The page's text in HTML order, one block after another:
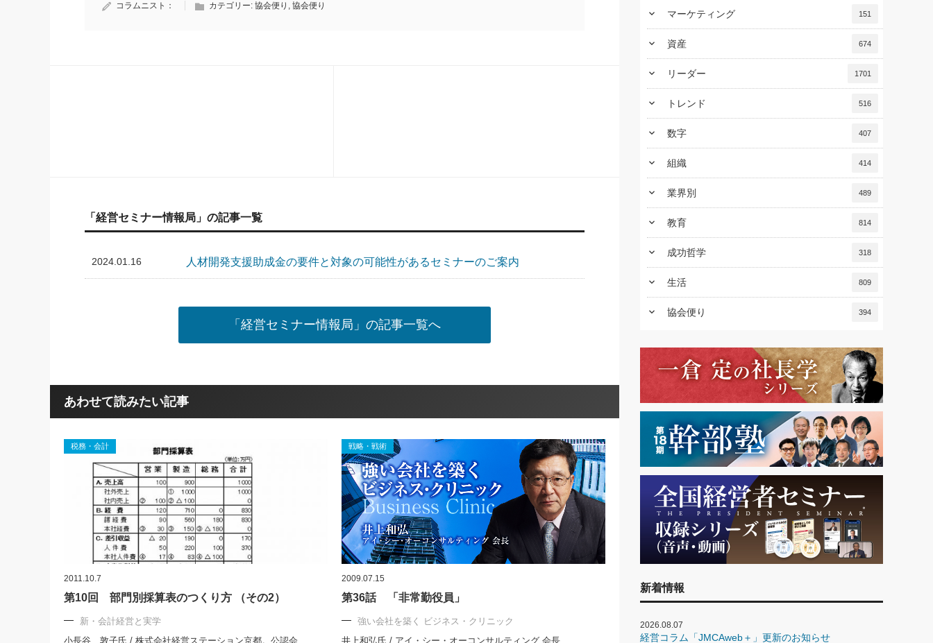
コラムニスト： カテゴリー: 協会便り , 協会便り
「経営セミナー情報局」の記事一覧
2024.01.16 人材開発支援助成金の要件と対象の可能性があるセミナーのご案内
「経営セミナー情報局」の記事一覧へ
あわせて読みたい記事
税務・会計
2011.10.7
第10回 部門別採算表のつくり方 （その2）
新・会計経営と実学
小長谷 敦子氏 / 株式会社経営ステーション京都。公認会
戦略・戦術
2009.07.15
第36話 「非常勤役員」
強い会社を築く ビジネス・クリニック
井上和弘氏 / アイ・シー・オーコンサルティング 会長
keyboard_arrow_down マーケティング 151
keyboard_arrow_down 資産 674
keyboard_arrow_down リーダー 1701
keyboard_arrow_down トレンド 516
keyboard_arrow_down 数字 407
keyboard_arrow_down 組織 414
keyboard_arrow_down 業界別 489
keyboard_arrow_down 教育 814
keyboard_arrow_down 成功哲学 318
keyboard_arrow_down 生活 809
keyboard_arrow_down 協会便り 394
新着情報
2026.08.07
経営コラム「JMCAweb＋」更新のお知らせ